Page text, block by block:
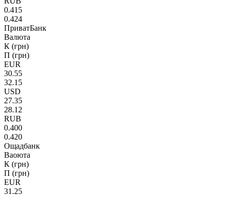
0.415
0.424
ПриватБанк
Валюта
К (грн)
П (грн)
EUR
30.55
32.15
USD
27.35
28.12
RUB
0.400
0.420
Ощадбанк
Ваоюта
К (грн)
П (грн)
EUR
31.25